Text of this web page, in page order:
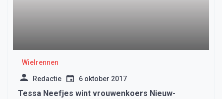
Wielrennen
Redactie 6 oktober 2017
Tessa Neefjes wint vrouwenkoers Nieuw-